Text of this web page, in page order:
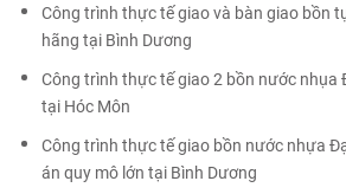
Công trình thực tế giao và bàn giao bồn
hãng tại Bình Dương
Công trình thực tế giao 2 bồn nước nhụa
tại Hóc Môn
Công trình thực tế giao bồn nước nhựa
án quy mô lớn tại Bình Dương